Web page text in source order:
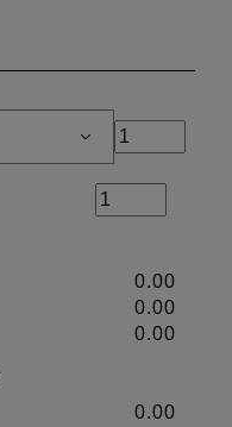
0.00
0.00
0.00
0.00